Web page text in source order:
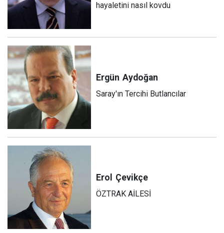
hayaletini nasıl kovdu
Ergün Aydoğan
Saray'ın Tercihi Butlancılar
Erol Çevikçe
ÖZTRAK AİLESİ